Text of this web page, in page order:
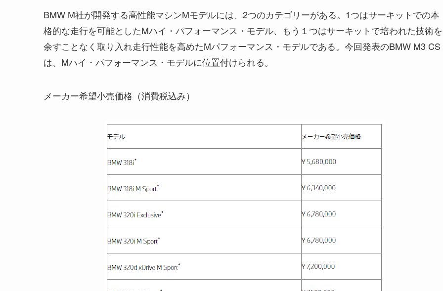
BMW M社が開発する高性能マシンMモデルには、2つのカテゴリーがある。1つはサーキットでの本
格的な走行を可能としたMハイ・パフォーマンス・モデル、もう１つはサーキットで培われた技術を
余すことなく取り入れ走行性能を高めたMパフォーマンス・モデルである。今回発表のBMW M3 CS
は、Mハイ・パフォーマンス・モデルに位置付けられる。
メーカー希望小売価格（消費税込み）